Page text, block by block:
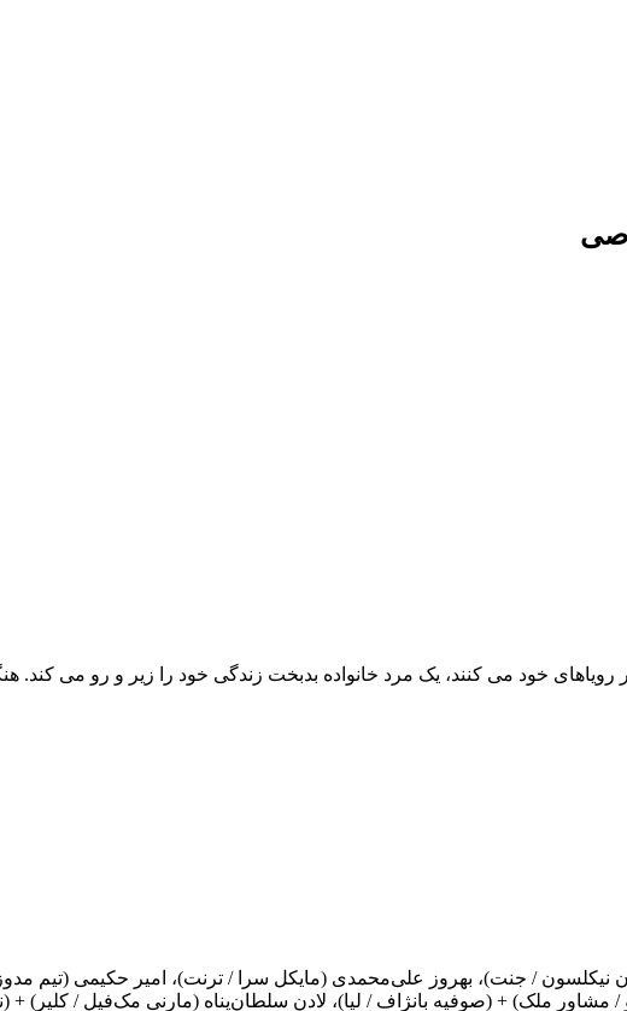
رویاهای خود می کنند، یک مرد خانواده بدبخت زندگی خود را زیر و رو می
/ جنت)، بهروز علی‌محمدی (مایکل سرا / ترنت)، امیر حکیمی (تیم مدوز /
/ مشاور ملک) + (صوفیه بانژاف / لیا)، لادن سلطان‌پناه (مارنی مک‌فیل / کلیر)